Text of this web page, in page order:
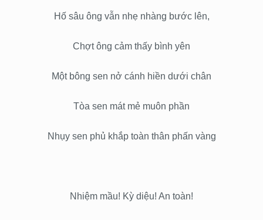
Hố sâu ông vẫn nhẹ nhàng bước lên,
Chợt ông cảm thấy bình yên
Một bông sen nở cánh hiền dưới chân
Tòa sen mát mẻ muôn phần
Nhụy sen phủ khắp toàn thân phấn vàng
Nhiệm mầu! Kỳ diệu! An toàn!